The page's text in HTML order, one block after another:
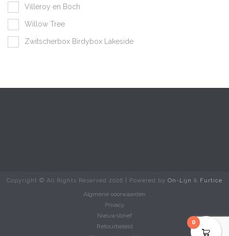
Villeroy en Boch
Willow Tree
Zwitscherbox Birdybox Lakeside
Copyright © All Rights Reserved 2026 | Powered by On-Lijn & Furtice
Algmene voorwaarden
Privacy
Nieuwsbrief
Retourbeleid
0